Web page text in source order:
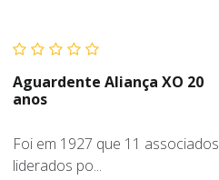
Aguardente Aliança XO 20
anos
Foi em 1927 que 11 associados
liderados po...